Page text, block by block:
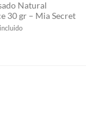
Natural
30 gr – Mia Secret